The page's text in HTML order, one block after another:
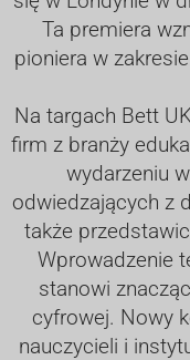
Ta premiera
pioniera w
Na targach Bett
firm z branży
wydarzeniu
odwiedzających z
także
Wprowadzenie
stanowi
cyfrowej. Nowy
nauczycieli i